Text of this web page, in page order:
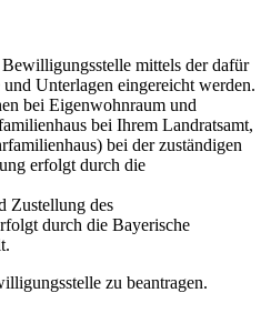
mittels der dafür
Unterlagen eingereicht werden.
bei Eigenwohnraum und
bei Ihrem Landratsamt,
bei der zuständigen
erfolgt durch die
Zustellung des
durch die Bayerische
zu beantragen.